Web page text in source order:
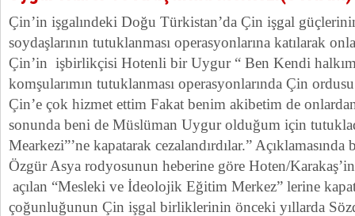
Çin’in işgalındeki Doğu Türkistan’da Çin işgal
soydaşlarının tutuklanması operasyonlarına katılarak
Çin’in işbirlikçisi Hotenli bir Uygur “ Ben Kendi
komşularımın tutuklanması operasyonlarında Çin
Çin’e çok hizmet ettim Fakat benim akibetim de
sonunda beni de Müslüman Uygur olduğum için
Mearkezi”’ne kapatarak cezalandırdılar.” Açıklamasında
Özgür Asya rodyosunun heberine göre Hoten/
açılan “Mesleki ve İdeolojik Eğitim Merkez” lerine
çoğunluğunun Çin işgal birliklerinin önceki yıllarda